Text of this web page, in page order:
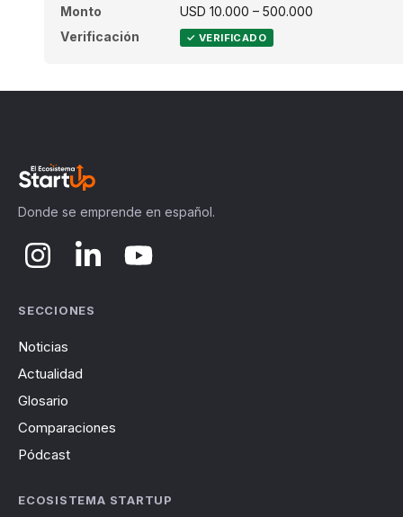
Monto
USD 10.000 – 500.000
Verificación
✓ VERIFICADO
Donde se emprende en español.
SECCIONES
Noticias
Actualidad
Glosario
Comparaciones
Pódcast
ECOSISTEMA STARTUP